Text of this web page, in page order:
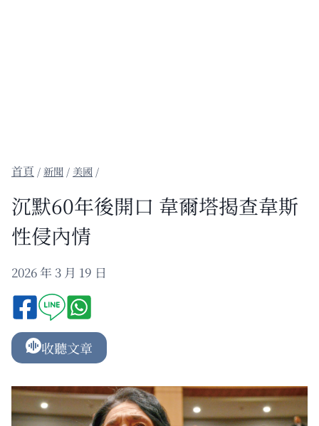
/新聞 / 美國 /
沉默60年後開口 韋爾塔揭查韋斯
性侵內情
2026 年 3 月 19 日
收聽文章